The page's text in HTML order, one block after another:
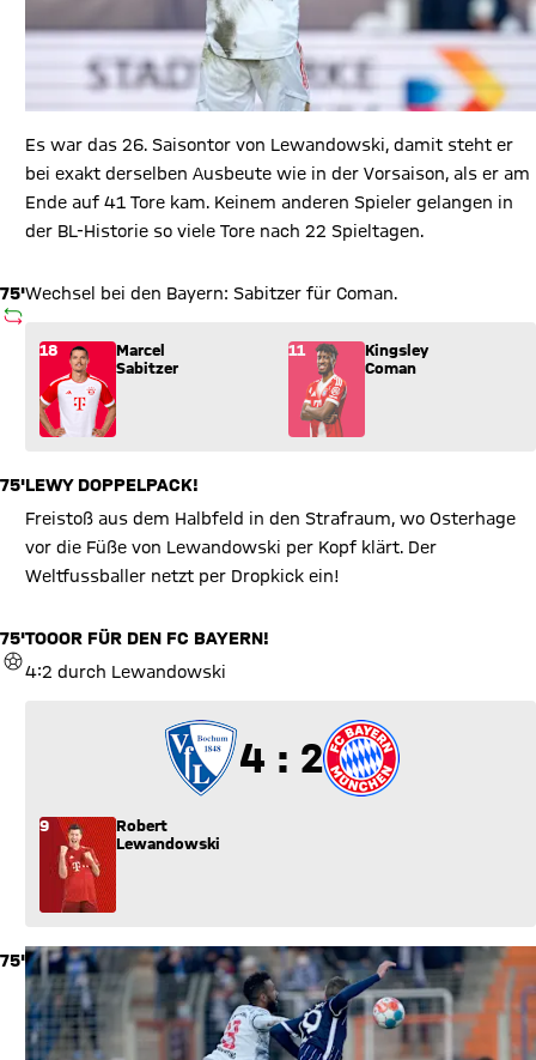
Es war das 26. Saisontor von Lewandowski, damit steht er
bei exakt derselben Ausbeute wie in der Vorsaison, als er am
Ende auf 41 Tore kam. Keinem anderen Spieler gelangen in
der BL-Historie so viele Tore nach 22 Spieltagen.
75'
AUSWECHSLUNG
Wechsel bei den Bayern: Sabitzer für Coman.
Wechsel: Marcel Sabitzer (18) kommt für Kingsley Coman
18
Marcel
Sabitzer
11
Kingsley
Coman
75'LEWY DOPPELPACK!
Freistoß aus dem Halbfeld in den Strafraum, wo Osterhage
vor die Füße von Lewandowski per Kopf klärt. Der
Weltfussballer netzt per Dropkick ein!
75'
TOR
TOOOR FÜR DEN FC BAYERN!
4:2 durch Lewandowski
4 zu 2
4 : 2
9
Robert
Lewandowski
75'